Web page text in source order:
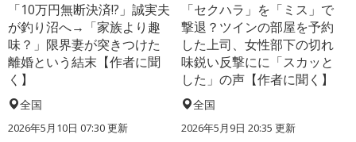
「10万円無断決済!?」誠実夫
が釣り沼へ→「家族より趣
味？」限界妻が突きつけた
離婚という結末【作者に聞
く】
全国
2026年5月10日 07:30 更新
「セクハラ」を「ミス」で
撃退？ツインの部屋を予約
した上司、女性部下の切れ
味鋭い反撃にに「スカッと
した」の声【作者に聞く】
全国
2026年5月9日 20:35 更新